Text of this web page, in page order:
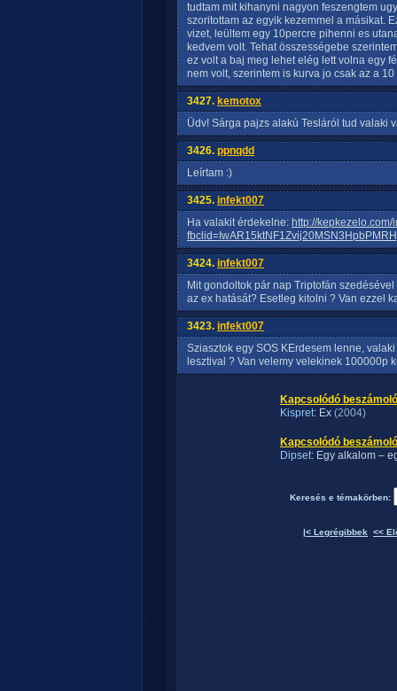
tudtam mit kihanyni nagyon feszengtem
szoritottam az egyik kezemmel a másikat.
vizet, leültem egy 10percre pihenni es
kedvem volt. Tehat összességebe
ez volt a baj meg lehet elég lett volna egy
nem volt, szerintem is kurva jo csak az a
3427. kemotox
Üdv! Sárga pajzs alakú Tesláról tud valaki
3426. ppnqdd
Leírtam :)
3425. infekt007
Ha valakit érdekelne: http://
3424. infekt007
Mit gondoltok pár nap Triptofán
az ex hatását? Esetleg kitolni ? Van ezzel
3423. infekt007
Sziasztok egy SOS KErdesem lenne,
lesztival ? Van velemy velekinek 100000p
Kapcsolódó
Kispret: Ex (2004)
Kapcsolódó
Dipset: Egy alkalom –
Keresés e témakörben:
|< Legrégibbek <<